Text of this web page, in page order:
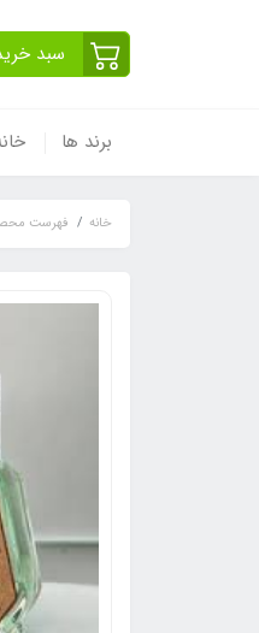
سبد
برند ها
خانه فهرست